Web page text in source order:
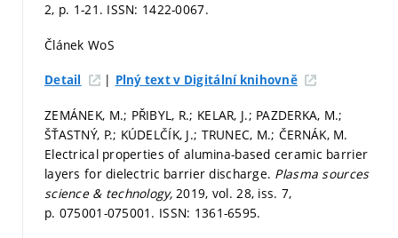
2, p. 1-21. ISSN: 1422-0067.
Článek WoS
Detail | Plný text v Digitální knihovně
ZEMÁNEK, M.; PŘIBYL, R.; KELAR, J.; PAZDERKA, M.;
ŠŤASTNÝ, P.; KÚDELČÍK, J.; TRUNEC, M.; ČERNÁK, M.
Electrical properties of alumina-based ceramic barrier
layers for dielectric barrier discharge. Plasma sources
science & technology,2019, vol. 28, iss. 7,
p. 075001-075001. ISSN: 1361-6595.